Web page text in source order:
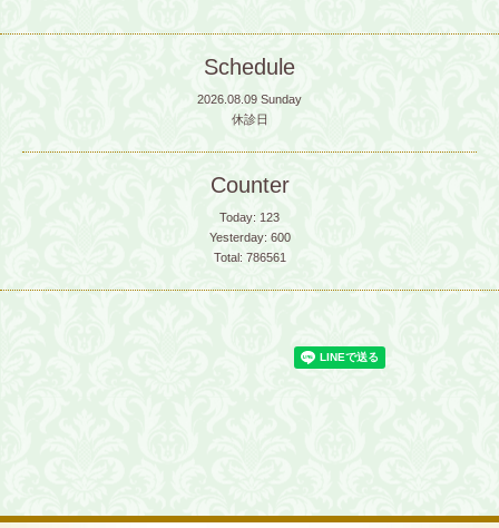
Schedule
2026.08.09 Sunday
休診日
Counter
Today: 123
Yesterday: 600
Total: 786561